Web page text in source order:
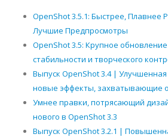
OpenShot 3.5.1: Быстрее, Плавнее
Лучшие Предпросмотры
OpenShot 3.5: Крупное обновление
стабильности и творческого
Выпуск OpenShot 3.4 |
новые эффекты, захватывающие
Умнее правки, потрясающий
нового в OpenShot 3.3
Выпуск OpenShot 3.2.1 |